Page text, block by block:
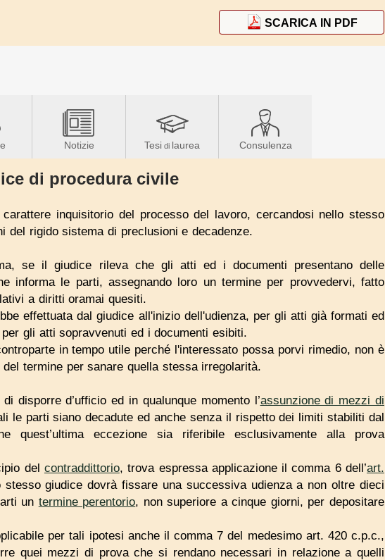
SCARICA IN PDF
Notizie Tesi di laurea Consulenza
di procedura civile
inquisitorio del processo del lavoro, cercandosi nello stesso
del rigido sistema di preclusioni e decadenze.
se il giudice rileva che gli atti ed i documenti presentano delle
informa le parti, assegnando loro un termine per provvedervi, fatto
a diritti oramai quesiti.
effettuata dal giudice all'inizio dell'udienza, per gli atti già formati ed
gli atti sopravvenuti ed i documenti esibiti.
in tempo utile perché l'interessato possa porvi rimedio, non è
termine per sanare quella stessa irregolarità.
disporre d’ufficio ed in qualunque momento l’assunzione di mezzi di
le parti siano decadute ed anche senza il rispetto dei limiti stabiliti dal
quest’ultima eccezione sia riferibile esclusivamente alla prova
del contraddittorio, trova espressa applicazione il comma 6 dell’art.
giudice dovrà fissare una successiva udienza a non oltre dieci
un termine perentorio, non superiore a cinque giorni, per depositare
per tali ipotesi anche il comma 7 del medesimo art. 420 c.p.c.,
quei mezzi di prova che si rendano necessari in relazione a quelli